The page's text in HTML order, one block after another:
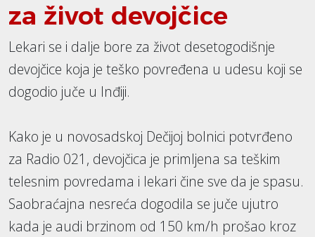
za život devojčice
Lekari se i dalje bore za život desetogodišnje
devojčice koja je teško povređena u udesu koji se
dogodio juče u Inđiji.
Kako je u novosadskoj Dečijoj bolnici potvrđeno
za Radio 021, devojčica je primljena sa teškim
telesnim povredama i lekari čine sve da je spasu.
Saobraćajna nesreća dogodila se juče ujutro
kada je audi brzinom od 150 km/h prošao kroz